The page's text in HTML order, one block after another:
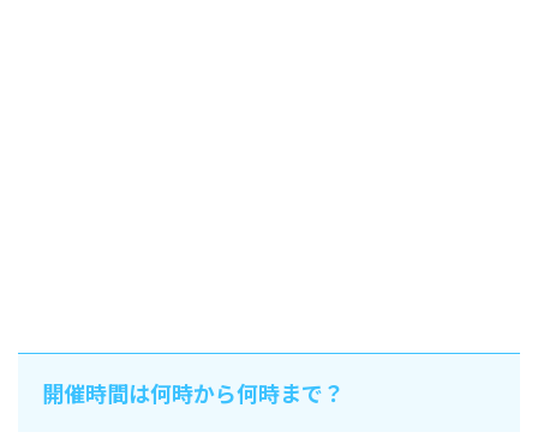
開催時間は何時から何時まで？